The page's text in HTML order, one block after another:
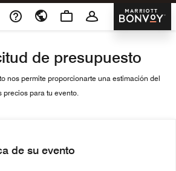
Marriott
de presupuesto
nos permite proporcionarte una estimación del
precios para tu evento.
de su evento